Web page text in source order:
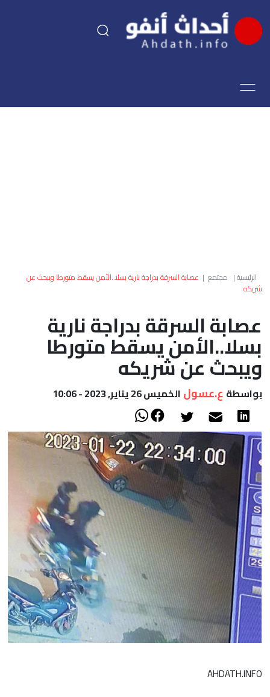
اقتصاد
العالم
الصحراء
الرئيسية| مجتمع | عصابة السرقة بدراجة نارية بسلا..الأمن يسقط متورطا ويبحث عن
شريكه
عصابة السرقة بدراجة نارية
بسلا..الأمن يسقط متورطا
ويبحث عن شريكه
بواسطة ع.عسول الخميس 26 يناير, 2023 - 10:06
AHDATH.INFO